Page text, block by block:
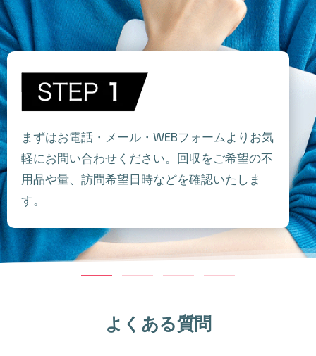
まずはお電話・メール・WEBフォームよりお気
軽にお問い合わせください。回収をご希望の不
用品や量、訪問希望日時などを確認いたしま
す。
よくある質問